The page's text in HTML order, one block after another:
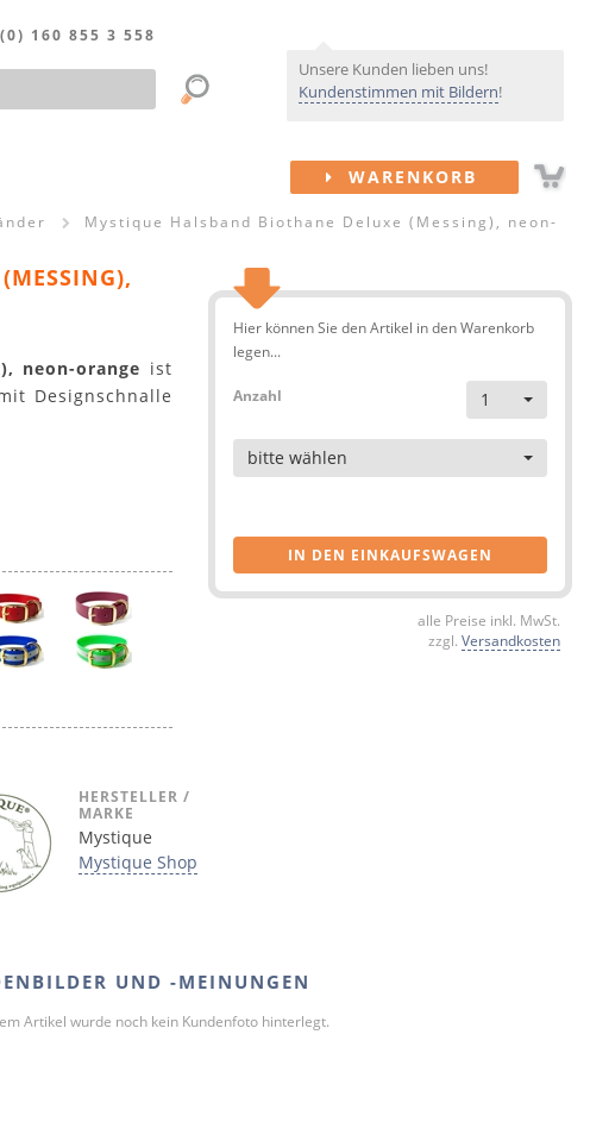
Unsere Kunden lieben uns!
Kundenstimmen mit Bildern!
160 855 3 558
WARENKORB
Mystique Halsband Biothane Deluxe (Messing), neon-
neon-orange ist
Designschnalle
Hier können Sie den Artikel in den Warenkorb
legen...
Anzahl 1
Artikel
bitte wählen
IN DEN EINKAUFSWAGEN
alle Preise inkl. MwSt.
zzgl. Versandkosten
HERSTELLER /
MARKE
Mystique
Mystique Shop
UND -MEINUNGEN
Artikel wurde noch kein Kundenfoto hinterlegt.